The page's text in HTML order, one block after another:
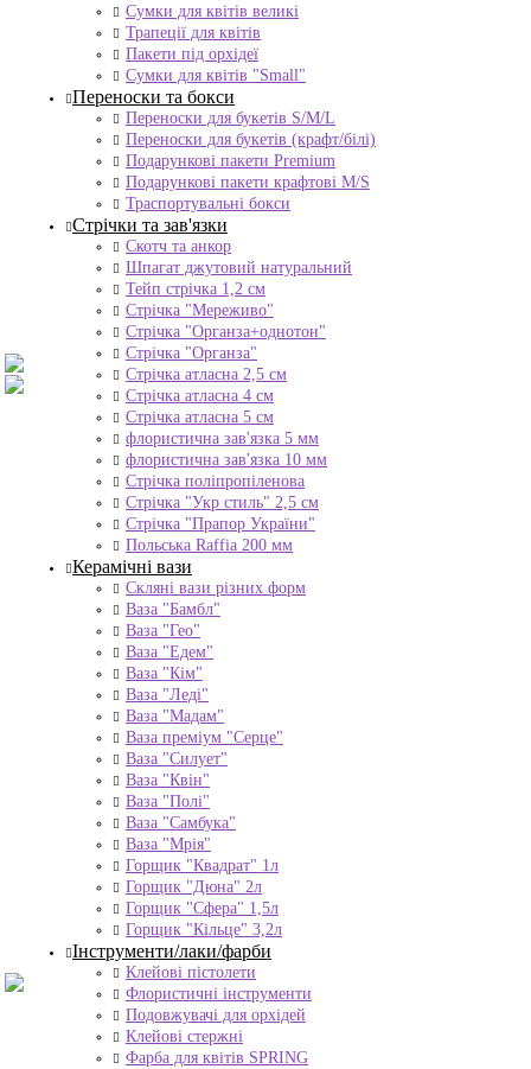
Сумки для квітів великі
Трапеції для квітів
Пакети під орхідеї
Сумки для квітів "Small"
Переноски та бокси
Переноски для букетів S/M/L
Переноски для букетів (крафт/білі)
Подарункові пакети Premium
Подарункові пакети крафтові M/S
Траспортувальні бокси
Стрічки та зав'язки
Скотч та анкор
Шпагат джутовий натуральний
Тейп стрічка 1,2 см
Стрічка "Мереживо"
Стрічка "Органза+однотон"
Стрічка "Органза"
Стрічка атласна 2,5 см
Стрічка атласна 4 см
Стрічка атласна 5 см
флористична зав'язка 5 мм
флористична зав'язка 10 мм
Стрічка поліпропіленова
Стрічка "Укр стиль" 2,5 см
Стрічка "Прапор України"
Польська Raffia 200 мм
Керамічні вази
Скляні вази різних форм
Ваза "Бамбл"
Ваза "Гео"
Ваза "Едем"
Ваза "Кім"
Ваза "Леді"
Ваза "Мадам"
Ваза преміум "Серце"
Ваза "Силует"
Ваза "Квін"
Ваза "Полі"
Ваза "Самбука"
Ваза "Мрія"
Горщик "Квадрат" 1л
Горщик "Дюна" 2л
Горщик "Сфера" 1,5л
Горщик "Кільце" 3,2л
Інструменти/лаки/фарби
Клейові пістолети
Флористичні інструменти
Подовжувачі для орхідей
Клейові стержні
Фарба для квітів SPRING